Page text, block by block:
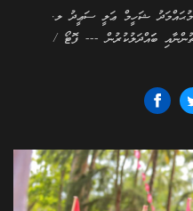
ޝަހީމް ޢަލީ ސަޢީދު ލ.
ބަައްދަލުކުރުން --- ފޮޓޯ /